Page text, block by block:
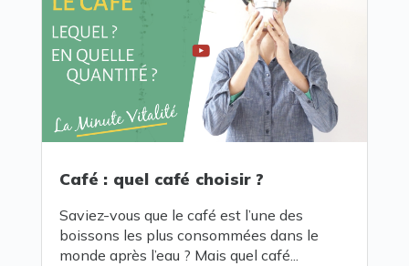
Café : quel café choisir ?
Saviez-vous que le café est l’une des
boissons les plus consommées dans le
monde après l’eau ? Mais quel café...